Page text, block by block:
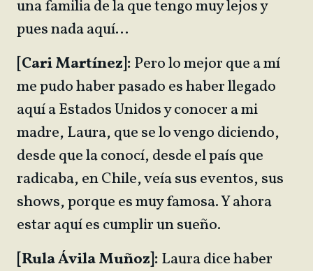
una familia de la que tengo muy lejos y
pues nada aquí…
[Cari Martínez]:Pero lo mejor que a mí
me pudo haber pasado es haber llegado
aquí a Estados Unidos y conocer a mi
madre, Laura, que se lo vengo diciendo,
desde que la conocí, desde el país que
radicaba, en Chile, veía sus eventos, sus
shows, porque es muy famosa. Y ahora
estar aquí es cumplir un sueño.
[Rula Ávila Muñoz]:Laura dice haber